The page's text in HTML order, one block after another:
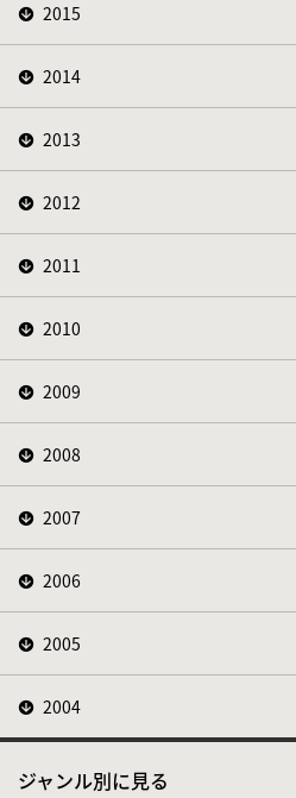
2015
2014
2013
2012
2011
2010
2009
2008
2007
2006
2005
2004
ジャンル別に見る